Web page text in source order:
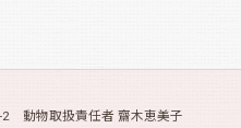
2 動物取扱責任者 齋木恵美子